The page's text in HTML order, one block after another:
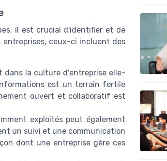
il est crucial d'identifier et de
entreprises, ceux-ci incluent des
dans la culture d'entreprise elle-
est un terrain fertile
ouvert et collaboratif est
exploités peut également
un suivi et une communication
dont une entreprise gère ces